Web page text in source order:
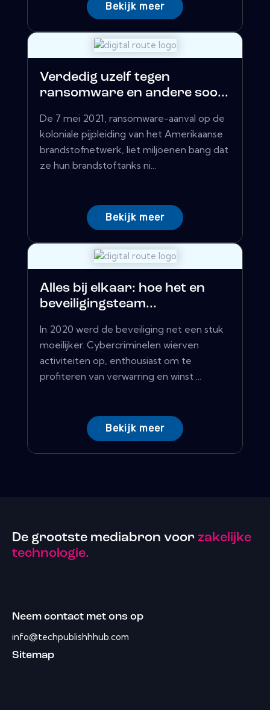
Bekijk meer
Verdedig uzelf tegen
ransomware en andere soo...
De 7 mei 2021, ransomware-aanval op de
koloniale pijpleiding van het Amerikaanse
brandstofnetwerk, liet miljoenen bang dat
ze hun brandstoftanks ni...
Bekijk meer
Alles bij elkaar: hoe het en
beveiligingsteam...
In 2020 werd de beveiliging net een stuk
moeilijker. Cybercriminelen wierven
activiteiten op, enthousiast om te
profiteren van verwarring en winst ...
Bekijk meer
De grootste mediabron voor zakelijke
technologie.
Neem contact met ons op
info@techpublishhhub.com
Sitemap